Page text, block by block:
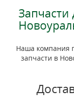
Запчасти
Наша компания
запчасти в